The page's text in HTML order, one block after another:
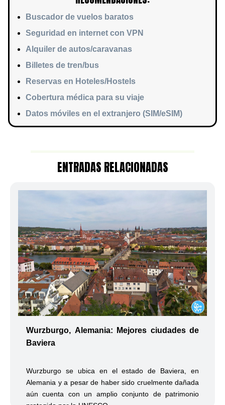
ENTRADAS RELACIONADAS
Baviera
Alemania y a pesar de haber sido cruelmente dañada
aún cuenta con un amplio conjunto de patrimonio
protegido por la UNESCO.